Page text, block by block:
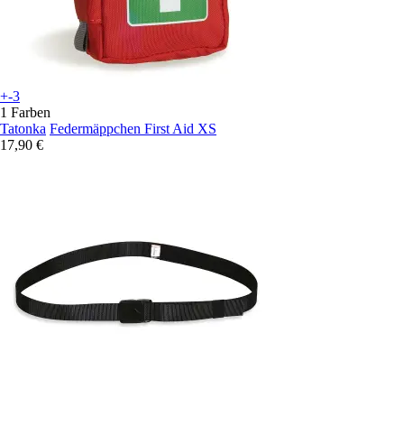
+-3
1 Farben
Tatonka Federmäppchen First Aid XS
17,90 €